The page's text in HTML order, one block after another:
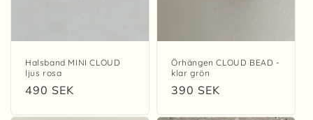
Halsband MINI CLOUD
ljus rosa
Ordinarie
490 SEK
Örhängen CLOUD BEAD -
klar grön
Ordinarie
390 SEK